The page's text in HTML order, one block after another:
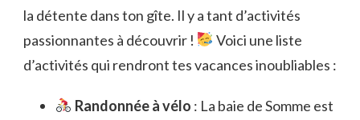
la détente dans ton gîte. Il y a tant d’activités
passionnantes à découvrir !
Voici une liste
d’activités qui rendront tes vacances inoubliables :
Randonnée à vélo : La baie de Somme est